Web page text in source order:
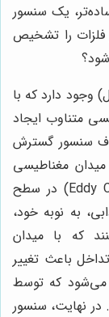
یک سنسور
فلزات را تشخیص
وجود دارد که با
متناوب ایجاد
سنسور گسترش
مغناطیسی
نزدیک می‌شود، جریان‌های گردابی (Eddy Currents) در سطح
به نوبه خود،
که با میدان
باعث تغییر
می‌شود که توسط
نهایت، سنسور